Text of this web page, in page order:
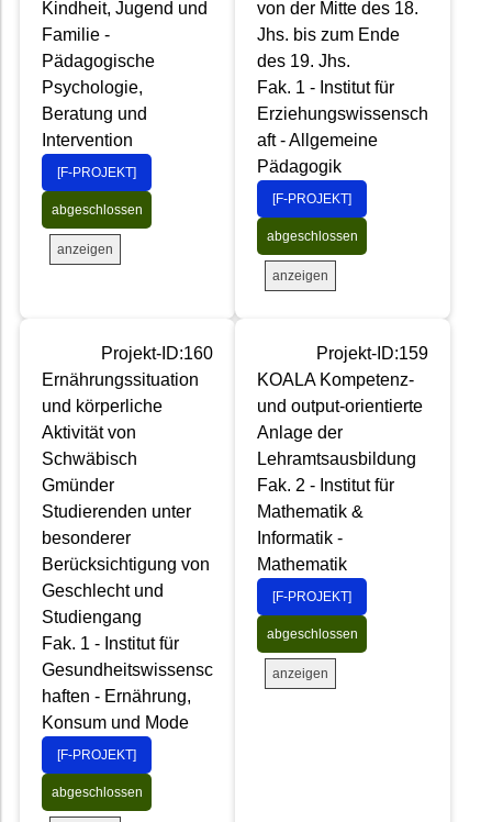
Kindheit, Jugend und
Familie -
Pädagogische
Psychologie,
Beratung und
Intervention
[F-PROJEKT]
abgeschlossen
anzeigen
von der Mitte des 18.
Jhs. bis zum Ende
des 19. Jhs.
Fak. 1 - Institut für
Erziehungswissensch
aft - Allgemeine
Pädagogik
[F-PROJEKT]
abgeschlossen
anzeigen
Projekt-ID:160
Ernährungssituation
und körperliche
Aktivität von
Schwäbisch
Gmünder
Studierenden unter
besonderer
Berücksichtigung von
Geschlecht und
Studiengang
Fak. 1 - Institut für
Gesundheitswissensc
haften - Ernährung,
Konsum und Mode
[F-PROJEKT]
abgeschlossen
Projekt-ID:159
KOALA Kompetenz-
und output-orientierte
Anlage der
Lehramtsausbildung
Fak. 2 - Institut für
Mathematik &
Informatik -
Mathematik
[F-PROJEKT]
abgeschlossen
anzeigen